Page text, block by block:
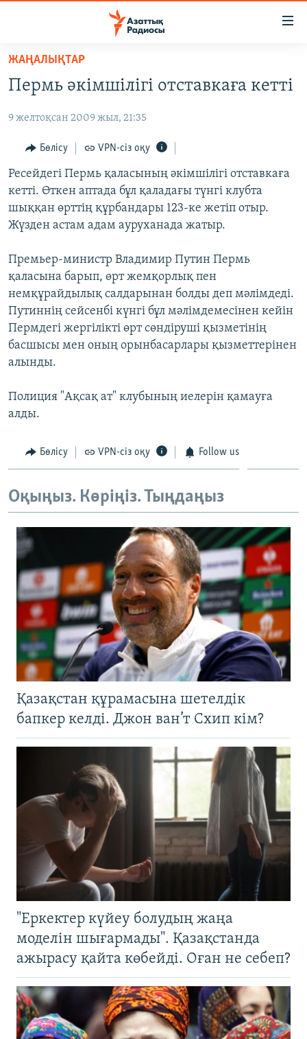
Skip
main
Skip
Navigation
Skip
to
Search
САЯСАТ
AZATTYQTV
ҚАҢТАР ОҚИҒАСЫ
АДАМ ҚҰҚЫҚТАРЫ
ӘЛЕУМЕТ
ӘЛЕМ
Русский
ЖАЗЫЛЫҢЫЗ
ЖАҢАЛЫҚТАР
Пермь әкімшілігі отставкаға кетті
9 желтоқсан 2009 жыл, 21:35
Бөлісу VPN-сіз оқу
Ресейдегі Пермь қаласының әкімшілігі отставкаға
кетті. Өткен аптада бұл қаладағы түнгі клубта
шыққан өрттің құрбандары 123-ке жетіп отыр.
Жүзден астам адам ауруханада жатыр.
Премьер-министр Владимир Путин Пермь
қаласына барып, өрт жемқорлық пен
немқұрайдылық салдарынан болды деп мәлімдеді.
Путиннің сейсенбі күнгі бұл мәлімдемесінен кейін
Пермдегі жергілікті өрт сөндіруші қызметінің
басшысы мен оның орынбасарлары қызметтерінен
алынды.
Полиция "Ақсақ ат" клубының иелерін қамауға
алды.
Бөлісу VPN-сіз оқу Follow us
Оқыңыз. Көріңіз. Тыңдаңыз
Қазақстан құрамасына шетелдік
бапкер келді. Джон ван’т Схип кім?
"Еркектер күйеу болудың жаңа
моделін шығармады". Қазақстанда
ажырасу қайта көбейді. Оған не себеп?